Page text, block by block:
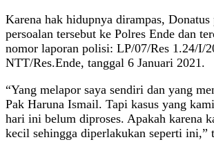
Karena hak hidupnya dirampas, Donatus
persoalan tersebut ke Polres Ende dan
nomor laporan polisi: LP/07/Res 1.24/I/
NTT/Res.Ende, tanggal 6 Januari 2021.
“Yang melapor saya sendiri dan yang
Pak Haruna Ismail. Tapi kasus yang
hari ini belum diproses. Apakah karena
kecil sehingga diperlakukan seperti ini,”